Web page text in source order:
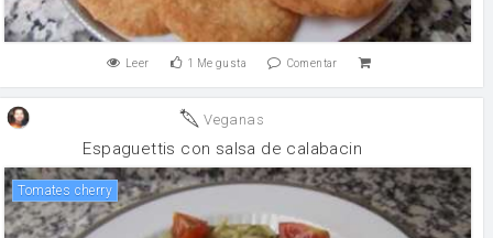
Leer 1 Me gusta Comentar
Veganas
Espaguettis con salsa de calabacin
tomates cherry